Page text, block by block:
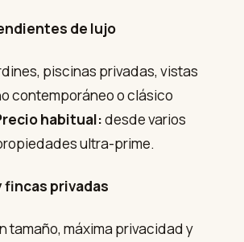
de lujo
piscinas privadas, vistas
contemporáneo o clásico
habitual:desde varios
ultra-prime.
fincas privadas
tamaño, máxima privacidad y